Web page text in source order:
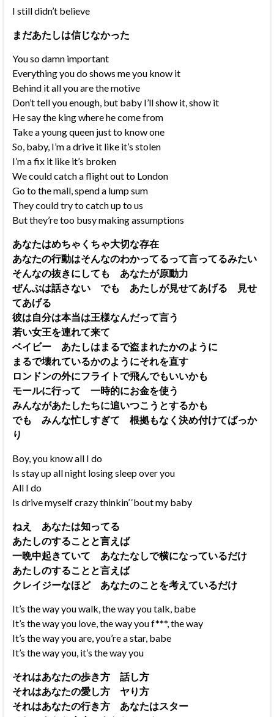
I still didn’t believe
まだあたしは信じなかった
You so damn important
Everything you do shows me you know it
Behind it all you are the motive
Don’t tell you enough, but baby I’ll show it, show it
He say the king where he come from
Take a young queen just to know one
So, baby, I’m a drive it like it’s stolen
I’m a fix it like it’s broken
We could catch a flight out to London
Go to the mall, spend a lump sum
They could try to catch up to us
But they’re too busy making assumptions
あなたはめちゃくちゃ大切な存在
あなたの行動はそんなのわかってるって言ってるみたい
そんなの抜きにしても あなたが原動力
ぜんぶは話さない でも あたしが見せてあげる 見せ
てあげる
彼は自分は本当は王様なんだって言う
若い女王を連れて来て
ベイビー あたしはまるで盗まれたかのように
まるで壊れているかのようにそれを直す
ロンドンの外にフライトで飛んでもいいかも
モールに行って 一時的にお金を使う
みんながあたしたちに追いつこうとするかも
でも みんな忙しすぎて 根拠もなく決め付けてばっか
り
Boy, you know all I do
Is stay up all night losing sleep over you
All I do
Is drive myself crazy thinkin’ ‘bout my baby
ねえ あなたは知ってる
あたしのすることと言えば
一晩中起きていて あなたなしで横になっているだけ
あたしのすることと言えば
クレイジーなほど あなたのことを考えているだけ
It’s the way you walk, the way you talk, babe
It’s the way you love, the way you f***, the way
It’s the way you are, you’re a star, babe
It’s the way you, it’s the way you
それはあなたの歩き方 話し方
それはあなたの愛し方 ヤり方
それはあなたの行き方 あなたはスター